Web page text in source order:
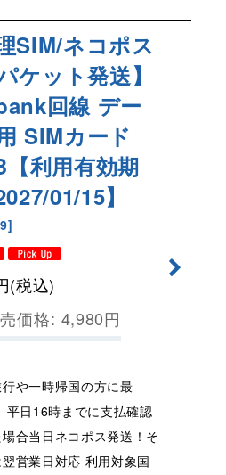
SIM/ネコポス
ケット発送】
回線 デー
SIMカード
【利用有効期
01/15】
]
(税込)
価格: 4,980円
行や一時帰国の方に最
平日16時までに支払確認
合当日ネコポス発送！そ
営業日対応 利用対象国